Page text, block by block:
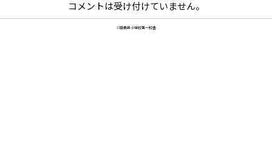
コメントは受け付けていません。
©旧長井小学校第一校舎